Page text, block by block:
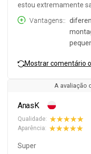
estou extremamente
Vantagens:
Mostrar comentário
A avaliação
AnasK
Qualidade:
Aparência:
Super